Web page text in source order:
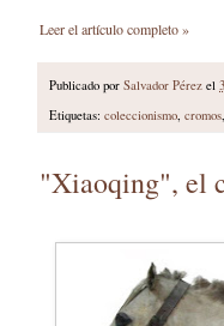
Leer el artículo completo »
Publicado por Salvador Pérez el
Etiquetas: coleccionismo cromos
"Xiaoqing", el